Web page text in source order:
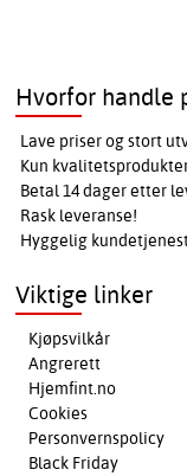
Hvorfor handle
Lave priser og stort
Kun
Betal 14 dager etter
Rask leveranse!
Hyggelig
Viktige linker
Kjøpsvilkår
Angrerett
Hjemfint.no
Cookies
Personvernspolicy
Black Friday